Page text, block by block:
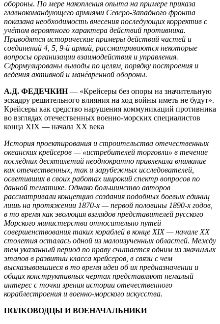
обороны. По мере накопления опыта на примере приказа
главнокомандующего армиями Северо-Западного фронта
показана необходимость внесения последующих корректив с
учётом вероятного характера действий противника.
Приводятся исторические примеры действий частей и
соединений 4, 5, 9-й армий, рассматриваются некоторые
вопросы организации взаимодействия и управления.
Сформулированы выводы по целям, порядку построения и
ведения активной и манёвренной обороны.
А.Д. ФЕДЕЧКИН— «Крейсеры без опоры на значительную
эскадру решительного влияния на ход войны иметь не будут».
Крейсеры как средство нарушения коммуникаций противника
во взглядах отечественных военно-морских специалистов
конца XIX — начала ХХ века
История проектирования и строительства отечественных
океанских крейсеров — «истребителей торговли» в течение
последних десятилетий неоднократно привлекала внимание
как отечественных, так и зарубежных исследователей,
осветивших в своих работах широкий спектр вопросов по
данной тематике. Однако большинство авторов
рассматривали концепцию создания подобных боевых единиц
лишь на протяжении 1870-х — первой половины 1890-х годов,
в то время как эволюция взглядов представителей русского
Морского министерства относительно путей
совершенствования таких кораблей в конце XIX — начале ХХ
столетия осталась одной из малоизученных областей. Между
тем указанный период по праву считается одним из значимых
этапов в развитии класса крейсеров, в связи с чем
высказывавшиеся в то время идеи об их предназначении и
общих конструктивных чертах представляют немалый
интерес с точки зрения истории отечественного
кораблестроения и военно-морского искусства.
ПОЛКОВОДЦЫ И ВОЕНАЧАЛЬНИКИ